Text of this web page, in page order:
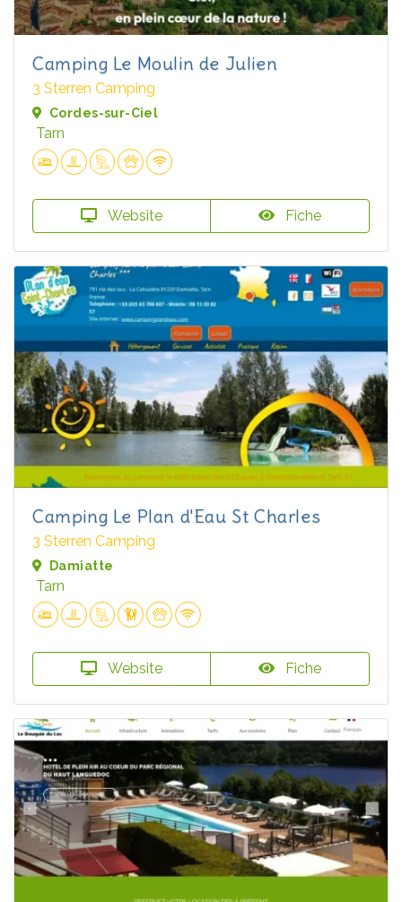
Camping Le Moulin de Julien
3 Sterren Camping
Cordes-sur-Ciel
Tarn
Website Fiche
Camping Le Plan d'Eau St Charles
3 Sterren Camping
Damiatte
Tarn
Website Fiche